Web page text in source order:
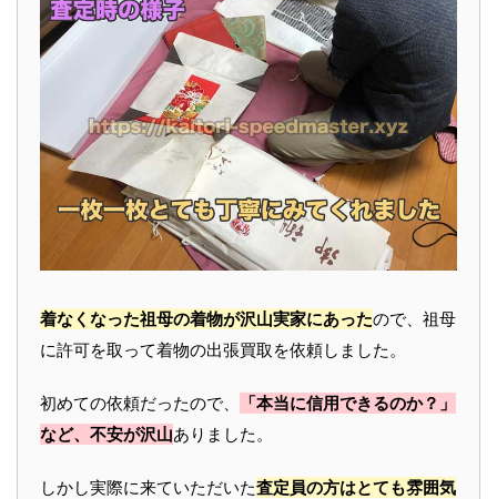
着なくなった祖母の着物が沢山実家にあったので、祖母
に許可を取って着物の出張買取を依頼しました。
初めての依頼だったので、
「本当に信用できるのか？」
など、不安が沢山ありました。
しかし実際に来ていただいた査定員の方はとても雰囲気